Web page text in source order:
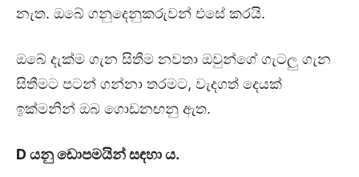
නැත. ඔබේ ගනුදෙනුකරුවන් එසේ කරයි.
ඔබේ දැක්ම ගැන සිතීම නවතා ඔවුන්ගේ ගැටලු ගැන
සිතීමට පටන් ගන්නා තරමට, වැදගත් දෙයක්
ඉක්මනින් ඔබ ගොඩනඟනු ඇත.
Dයනු ඩොපමයින් සඳහා ය.